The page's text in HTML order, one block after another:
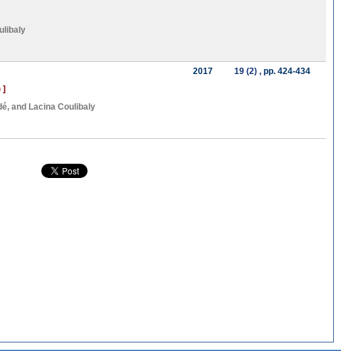
]
, and Lacina Coulibaly
2017 19 (2), pp. 424-434